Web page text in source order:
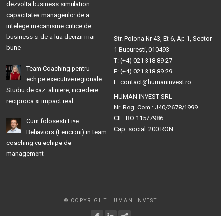
dezvolta business simulation
capacitatea managerilor de a
intelege mecanisme critice de
business si de a lua decizii mai
bune
Team Coaching pentru
echipe executive regionale.
Studiu de caz: aliniere, incredere
reciproca si impact real
Cum folosesti Five
Behaviors (Lencioni) in team
coaching cu echipe de
management
Str. Polona Nr 43, Et 6, Ap 1, Sector
1 Bucuresti, 010493
T: (+4) 021 318 89 27
F: (+4) 021 318 89 29
E: contact@humaninvest.ro
HUMAN INVEST SRL
Nr. Reg. Com.: J40/2678/1999
CIF: RO 11577986
Cap. social: 200 RON
© COPYRIGHT HUMAN INVEST